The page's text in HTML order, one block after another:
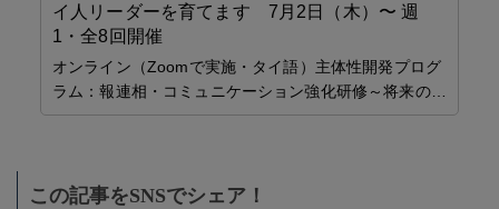
イ人リーダーを育てます 7月2日（木）〜 週
1・全8回開催
オンライン（Zoomで実施・タイ語）主体性開発プログ
ラム：報連相・コミュニケーション強化研修～将来の…
この記事をSNSでシェア！